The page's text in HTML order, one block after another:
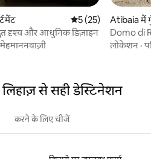
औसत रेटिंग 5 में से 5, 25
5 (25)
दृश्य और आधुनिक डिज़ाइन
मेहमाननवाज़ी
Atibaia में
Domo di
लोकेशन ·
से सही डेस्टिनेशन
करने के लिए चीजें